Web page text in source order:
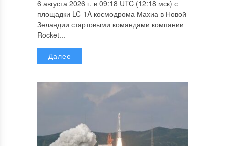
6 августа 2026 г. в 09:18 UTC (12:18 мск) с
площадки LC-1A космодрома Махиа в Новой
Зеландии стартовыми командами компании
Rocket...
Далее